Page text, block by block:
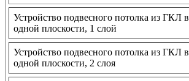
Устройство подвесного потолка из ГКЛ в
одной плоскости, 1 слой
Устройство подвесного потолка из ГКЛ в
одной плоскости, 2 слоя